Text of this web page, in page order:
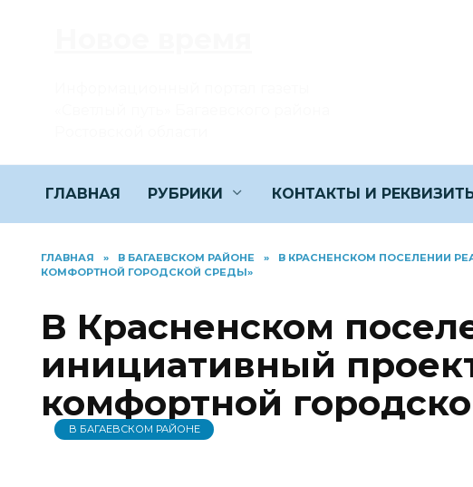
ГЛАВНАЯ РУБРИКИ КОНТАКТЫ И
ГЛАВНАЯ » В БАГАЕВСКОМ РАЙОНЕ »
В КРАСНЕНСКОМ ПОСЕЛЕНИИ
КОМФОРТНОЙ ГОРОДСКОЙ СРЕДЫ»
В Красненском
инициативный
комфортной
В БАГАЕВСКОМ РАЙОНЕ